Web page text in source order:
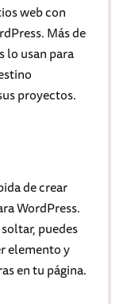
web con
Más de
lo usan para
proyectos.
de crear
WordPress.
puedes
elemento y
en tu página.